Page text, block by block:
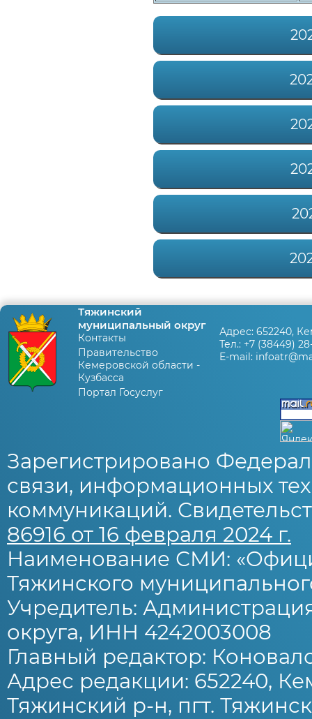
Тяжинский
муниципальный округ
Контакты
Правительство
Кемеровской области -
Кузбасса
Портал Госуслуг
Адрес: 652240,
Тел.: +7 (38449)
E-mail:
Зарегистрировано
связи, информационных
коммуникаций.
86916 от 16 февраля 2024 г.
Наименование СМИ:
Тяжинского
Учредитель:
округа, ИНН 4242003008
Главный редактор:
Адрес редакции: 652240,
Тяжинский р-н, пгт.